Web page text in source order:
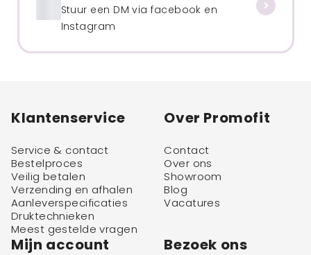
Stuur een DM via facebook en
Instagram
Klantenservice
Service & contact
Bestelproces
Veilig betalen
Verzending en afhalen
Aanleverspecificaties
Druktechnieken
Meest gestelde vragen
Over Promofit
Contact
Over ons
Showroom
Blog
Vacatures
Mijn account Bezoek ons